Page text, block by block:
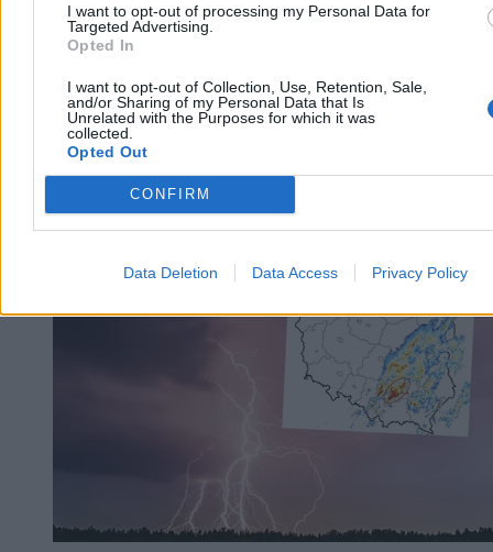
I want to opt-out of processing my Personal Data for
Targeted Advertising.
Opted In
I want to opt-out of Collection, Use, Retention, Sale,
and/or Sharing of my Personal Data that Is
Unrelated with the Purposes for which it was
collected.
Opted Out
CONFIRM
Data Deletion Data Access Privacy Policy
Kraj